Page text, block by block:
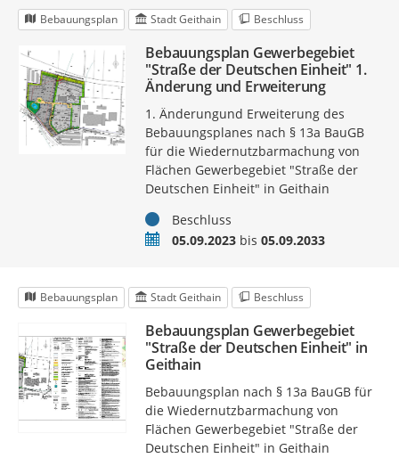
Bebauungsplan Stadt Geithain Beschluss
Bebauungsplan Gewerbegebiet
"Straße der Deutschen Einheit" 1.
Änderung und Erweiterung
1. Änderungund Erweiterung des
Bebauungsplanes nach § 13a BauGB
für die Wiedernutzbarmachung von
Flächen Gewerbegebiet "Straße der
Deutschen Einheit" in Geithain
StatusBeschluss
Zeitraum05.09.2023bis 05.09.2033
Bebauungsplan Stadt Geithain Beschluss
Bebauungsplan Gewerbegebiet
"Straße der Deutschen Einheit" in
Geithain
Bebauungsplan nach § 13a BauGB für
die Wiedernutzbarmachung von
Flächen Gewerbegebiet "Straße der
Deutschen Einheit" in Geithain